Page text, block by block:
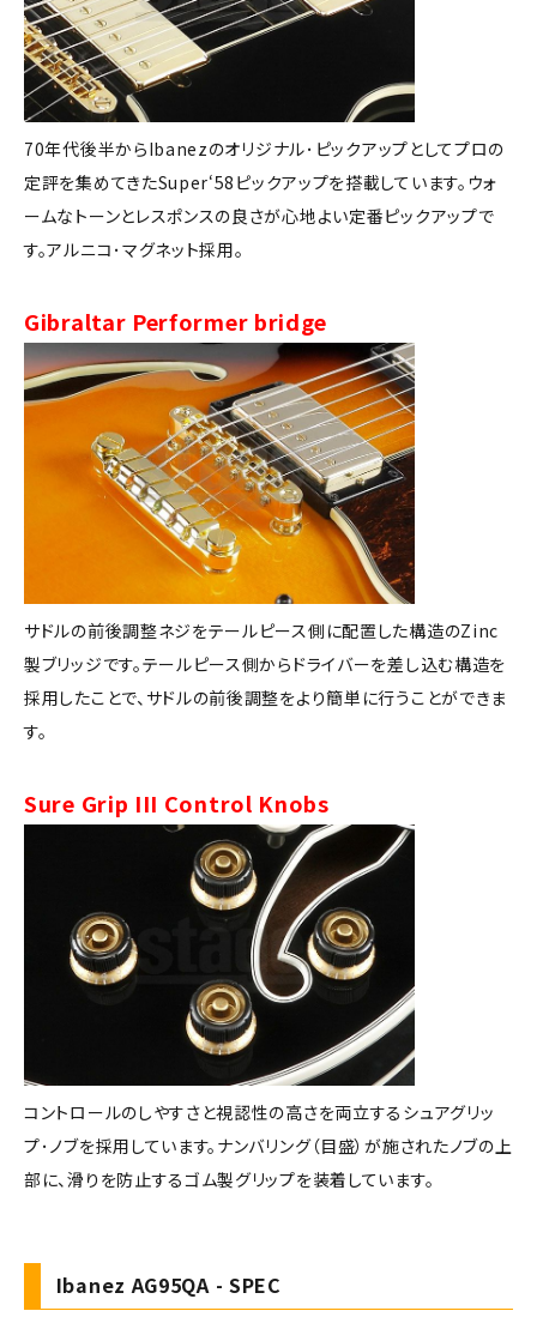
70年代後半からIbanezのオリジナル･ピックアップとしてプロの
定評を集めてきたSuper‘58ピックアップを搭載しています。ウォ
ームなトーンとレスポンスの良さが心地よい定番ピックアップで
す。アルニコ･マグネット採用。
Gibraltar Performer bridge
サドルの前後調整ネジをテールピース側に配置した構造のZinc
製ブリッジです。テールピース側からドライバーを差し込む構造を
採用したことで、サドルの前後調整をより簡単に行うことができま
す。
Sure Grip III Control Knobs
コントロールのしやすさと視認性の高さを両立するシュアグリッ
プ･ノブを採用しています。ナンバリング（目盛）が施されたノブの上
部に、滑りを防止するゴム製グリップを装着しています。
Ibanez AG95QA - SPEC